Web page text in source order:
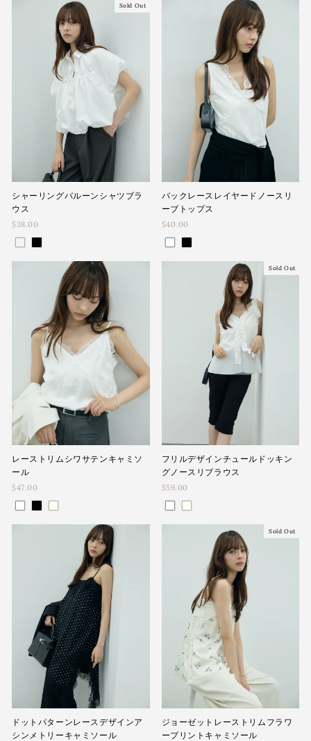
Sold Out
シャーリングバルーンシャツブラ
ウス
$38.00
バックレースレイヤードノースリ
ーブトップス
$40.00
レーストリムシワサテンキャミソ
ール
$47.00
Sold Out
フリルデザインチュールドッキン
グノースリブラウス
$59.00
ドットパターンレースデザインア
シンメトリーキャミソール
Sold Out
ジョーゼットレーストリムフラワ
ープリントキャミソール